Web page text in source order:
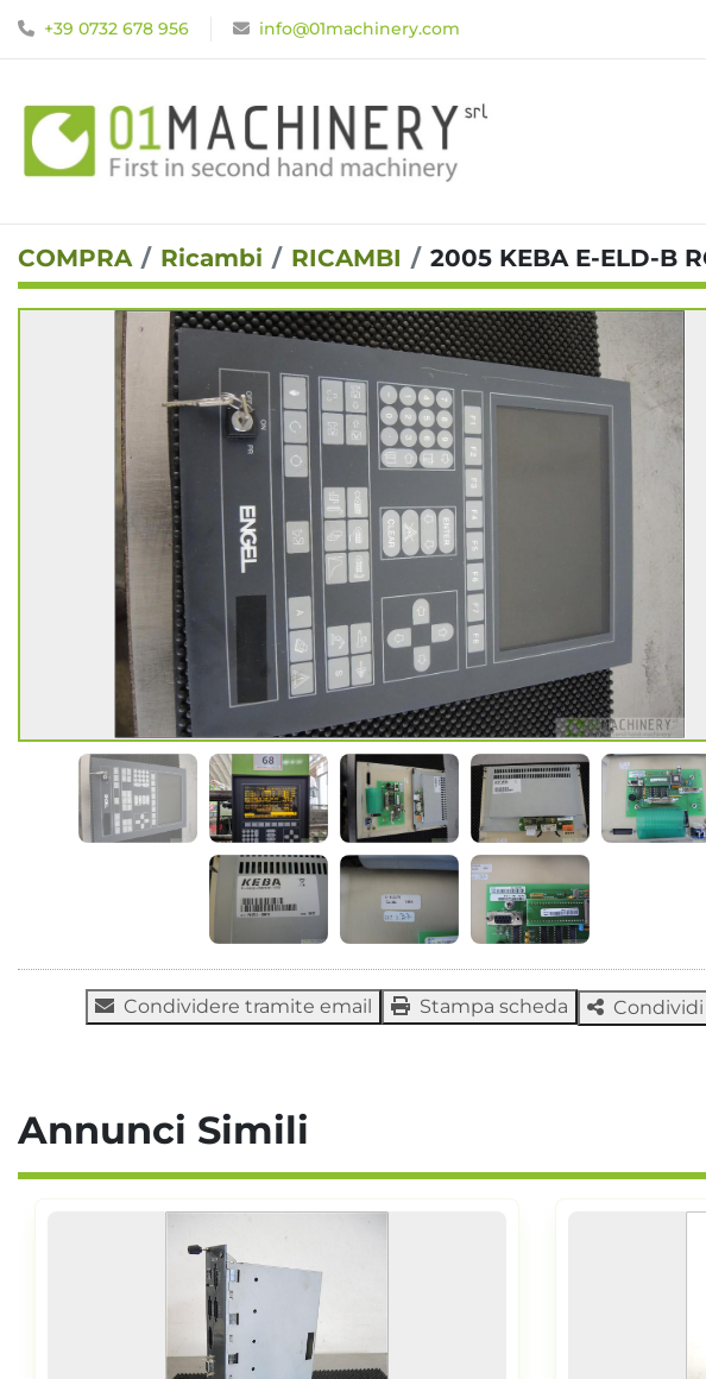
+39 0732 678 956 info@01machinery.com
COMPRA Ricambi RICAMBI 2005 KEBA E-ELD-B
Condividere tramite email Stampa scheda Condividi
Annunci Simili